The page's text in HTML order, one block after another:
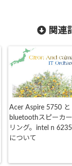
関連
Acer Aspire 5750 と
bluetoothスピーカ
リング。intel n
について